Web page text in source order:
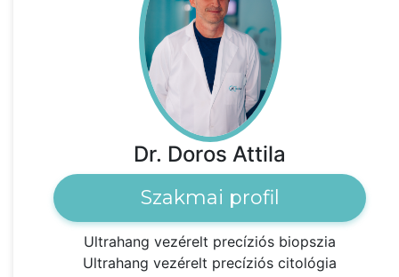
Dr. Doros Attila
Szakmai profil
Ultrahang vezérelt precíziós biopszia
Ultrahang vezérelt precíziós citológia